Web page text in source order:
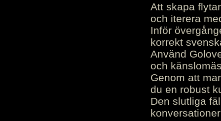
Att skapa
och iterera
Inför
korrekt
Använd
och
Genom att
du en robust
Den slutliga